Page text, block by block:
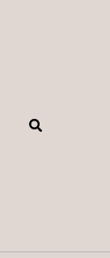
Buscar